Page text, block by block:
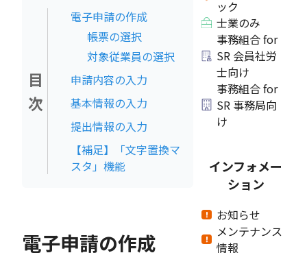
目
次
電子申請の作成
帳票の選択
対象従業員の選択
申請内容の入力
基本情報の入力
提出情報の入力
【補足】「文字置換マ
スタ」機能
電子申請の作成
ック
士業のみ
事務組合 for
SR 会員社労
士向け
事務組合 for
SR 事務局向
け
インフォメー
ション
お知らせ
メンテナンス
情報